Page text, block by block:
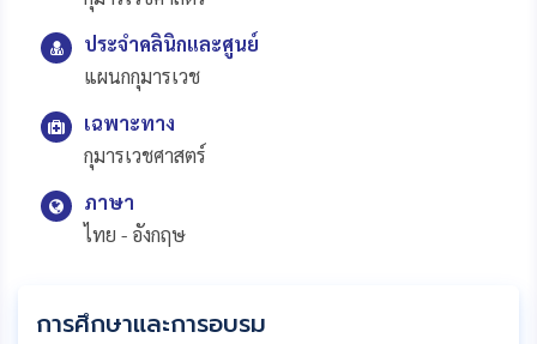
ประจำคลินิกและศูนย์
แผนกกุมารเวช
เฉพาะทาง
กุมารเวชศาสตร์
ภาษา
ไทย - อังกฤษ
การศึกษาและการอบรม